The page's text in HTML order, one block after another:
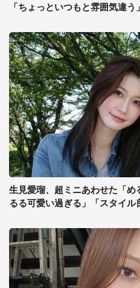
「ちょっといつもと雰囲気違う
生見愛瑠、超ミニあわせた「
るる可愛い過ぎる」「スタイル